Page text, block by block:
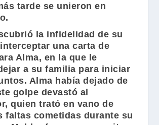
tarde se unieron en
la infidelidad de su
una carta de
Alma, en la que le
a su familia para iniciar
Alma había dejado de
golpe devastó al
quien trató en vano de
faltas cometidas durante su